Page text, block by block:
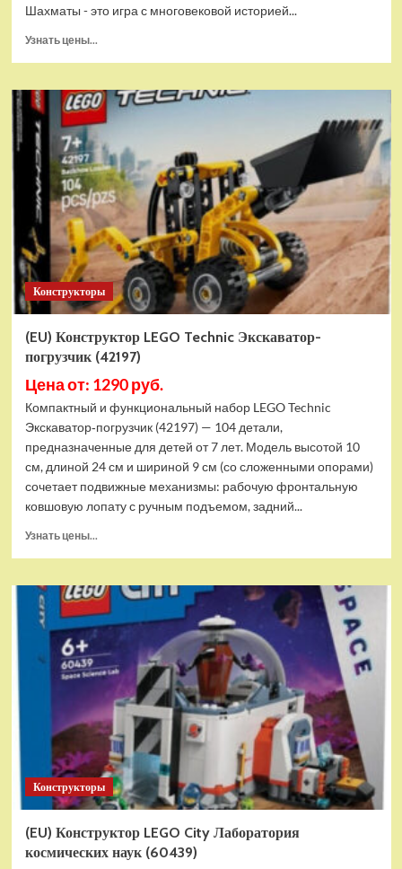
Шахматы - это игра с многовековой историей...
Узнать цены...
Шахматы
магнитные
БУБА
ИГРАЕМ
ВМЕСТЕ
в
кор.2*192шт
ZY501598-
R4
Конструкторы
(EU) Конструктор LEGO Technic Экскаватор-
погрузчик (42197)
Цена от: 1290 руб.
Компактный и функциональный набор LEGO Technic
Экскаватор‑погрузчик (42197) — 104 детали,
предназначенные для детей от 7 лет. Модель высотой 10
см, длиной 24 см и шириной 9 см (со сложенными опорами)
сочетает подвижные механизмы: рабочую фронтальную
ковшовую лопату с ручным подъемом, задний...
Узнать цены...
(EU)
Конструктор
LEGO
Technic
Экскаватор-
погрузчик
(42197)
Конструкторы
(EU) Конструктор LEGO City Лаборатория
космических наук (60439)